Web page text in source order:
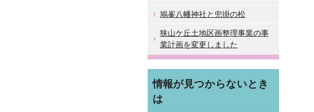
鳩峯八幡神社と兜掛の松
狭山ケ丘土地区画整理事業の事
業計画を変更しました
情報が見つからないとき
は